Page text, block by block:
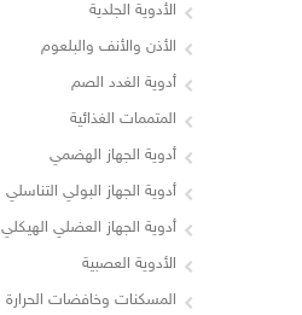
الأدوية الجلدية
الأذن والأنف والبلعوم
أدوية الغدد الصم
المتممات الغذائية
أدوية الجهاز الهضمي
أدوية الجهاز البولي التناسلي
أدوية الجهاز العضلي الهيكلي
الأدوية العصبية
المسكنات وخافضات الحرارة